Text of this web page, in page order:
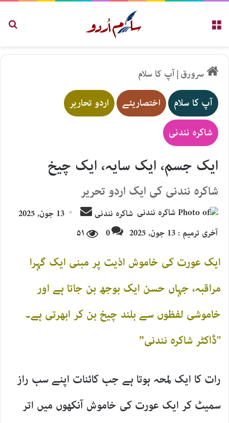
سرورق|آپ کا سلام
آپ کا سلام اختصاریئے اردو تحاریر
شاکرہ نندنی
ایک جسم، ایک سایہ، ایک چیخ
شاکرہ نندنی کی ایک اردو تحریر
شاکرہ نندنی
Send
email
13 جون, 2025
آخری ترمیم : 13 جون, 2025
0 ۵۱
ایک عورت کی خاموش اذیت پر مبنی ایک گہرا
مراقبہ، جہاں حسن ایک بوجھ بن جاتا ہے اور
خاموشی لفظوں سے بلند چیخ بن کر ابھرتی ہے۔
"ڈاکٹر شاکرہ نندنی”
رات کا ایک لمحہ ہوتا ہے جب کائنات اپنے سب راز
سمیٹ کر ایک عورت کی خاموش آنکھوں میں اتر